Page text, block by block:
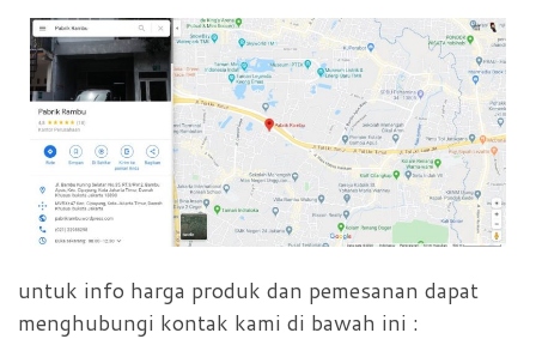
untuk info harga produk dan pemesanan dapat
menghubungi kontak kami di bawah ini :